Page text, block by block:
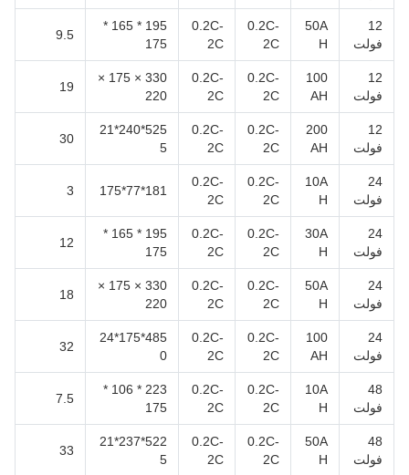
12
فولت
50A
H
0.2C-
2C
0.2C-
2C
195 * 165 *
175
9.5
12
فولت
100
AH
0.2C-
2C
0.2C-
2C
330 × 175 ×
220
19
12
فولت
200
AH
0.2C-
2C
0.2C-
2C
525*240*21
5
30
24
فولت
10A
H
0.2C-
2C
0.2C-
2C
181*77*175
3
24
فولت
30A
H
0.2C-
2C
0.2C-
2C
195 * 165 *
175
12
24
فولت
50A
H
0.2C-
2C
0.2C-
2C
330 × 175 ×
220
18
24
فولت
100
AH
0.2C-
2C
0.2C-
2C
485*175*24
0
32
48
فولت
10A
H
0.2C-
2C
0.2C-
2C
223 * 106 *
175
7.5
48
فولت
50A
H
0.2C-
2C
0.2C-
2C
522*237*21
5
33